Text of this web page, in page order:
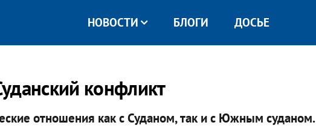
НОВОСТИ БЛОГИ ДОСЬЕ
конфликт
отношения как с Суданом, так и с Южным суданом.